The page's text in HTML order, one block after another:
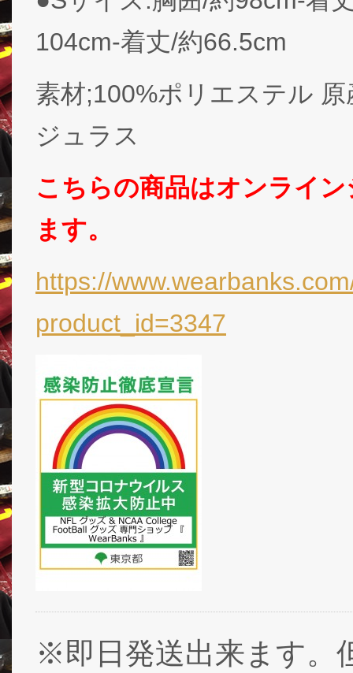
104cm-着丈/約66.5cm
素材;100%ポリエステル
ジュラス
こちらの商品はオンライ
ます。
https://
product_id=3347
※即日発送出来ます。